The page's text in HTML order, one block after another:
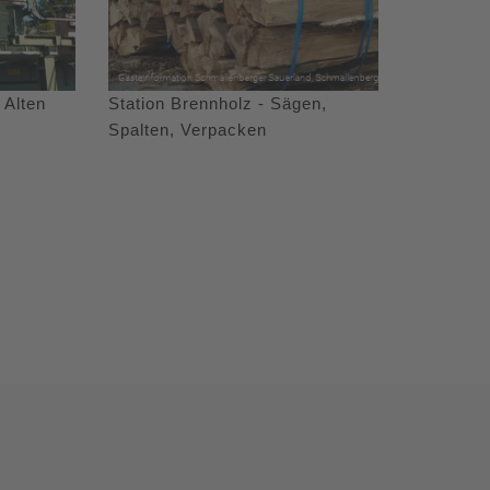
Station Brennholz - Sägen,
Spalten, Verpacken